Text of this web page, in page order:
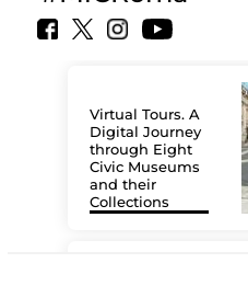
Virtual Tours. A
Digital Journey
through Eight
Civic Museums
and their
Collections